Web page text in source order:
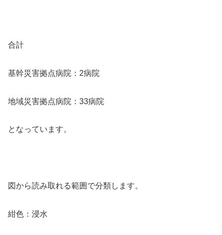
合計
基幹災害拠点病院：2病院
地域災害拠点病院：33病院
となっています。
図から読み取れる範囲で分類します。
紺色：浸水